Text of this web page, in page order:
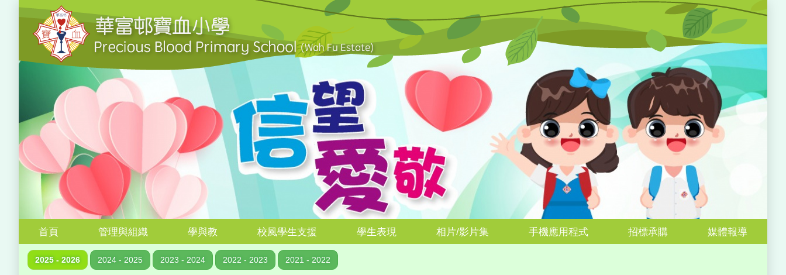
首頁 管理與組織 學與教 校風學生支援 學生表現 相片/影片集 手機應用程式 招標承購 媒體報導
2025 - 2026 2024 - 2025 2023 - 2024 2022 - 2023 2021 - 2022